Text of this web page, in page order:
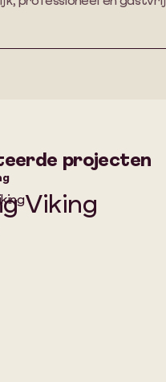
projecten
Viking